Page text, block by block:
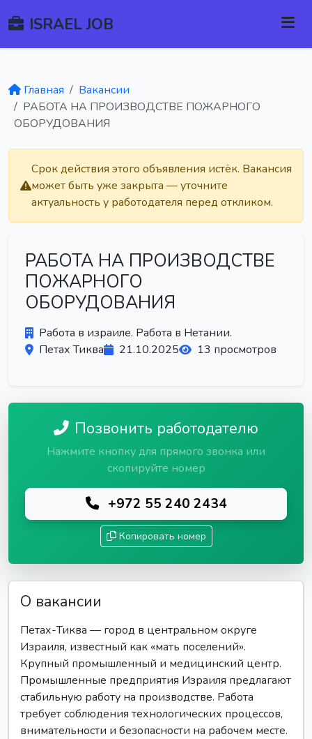
ISRAEL JOB
Главная
Вакансии
РАБОТА НА ПРОИЗВОДСТВЕ ПОЖАРНОГО
ОБОРУДОВАНИЯ
Срок действия этого объявления истёк. Вакансия
может быть уже закрыта — уточните
актуальность у работодателя перед откликом.
РАБОТА НА ПРОИЗВОДСТВЕ
ПОЖАРНОГО
ОБОРУДОВАНИЯ
Работа в израиле. Работа в Нетании.
Петах Тиква
21.10.2025 13 просмотров
Позвонить работодателю
Нажмите кнопку для прямого звонка или
скопируйте номер
+972 55 240 2434
Копировать номер
О вакансии
Петах-Тиква — город в центральном округе
Израиля, известный как «мать поселений».
Крупный промышленный и медицинский центр.
Промышленные предприятия Израиля предлагают
стабильную работу на производстве. Работа
требует соблюдения технологических процессов,
внимательности и безопасности на рабочем месте.